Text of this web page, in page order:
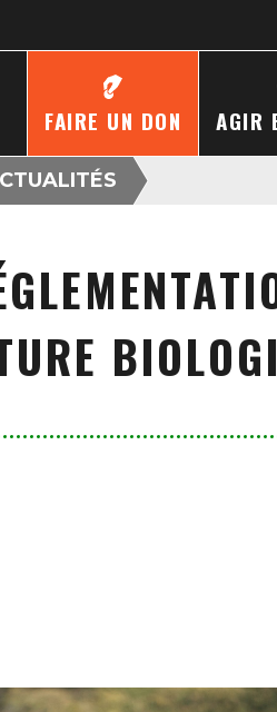
FAIRE UN DON AGIR